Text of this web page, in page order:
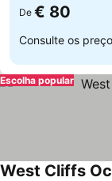
De € 80
Consulte os
Escolha popular
West Cliffs